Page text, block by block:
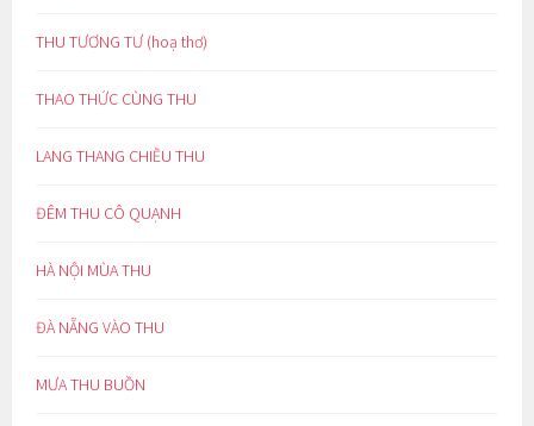
THU TƯƠNG TƯ (hoạ thơ)
THAO THỨC CÙNG THU
LANG THANG CHIỀU THU
ĐÊM THU CÔ QUẠNH
HÀ NỘI MÙA THU
ĐÀ NẴNG VÀO THU
MƯA THU BUỒN